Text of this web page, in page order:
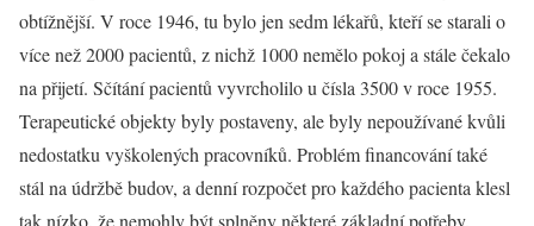
obtížnější. V roce 1946, tu bylo jen sedm lékařů, kteří se starali o
více než 2000 pacientů, z nichž 1000 nemělo pokoj a stále čekalo
na přijetí. Sčítání pacientů vyvrcholilo u čísla 3500 v roce 1955.
Terapeutické objekty byly postaveny, ale byly nepoužívané kvůli
nedostatku vyškolených pracovníků. Problém financování také
stál na údržbě budov, a denní rozpočet pro každého pacienta klesl
tak nízko, že nemohly být splněny některé základní potřeby.